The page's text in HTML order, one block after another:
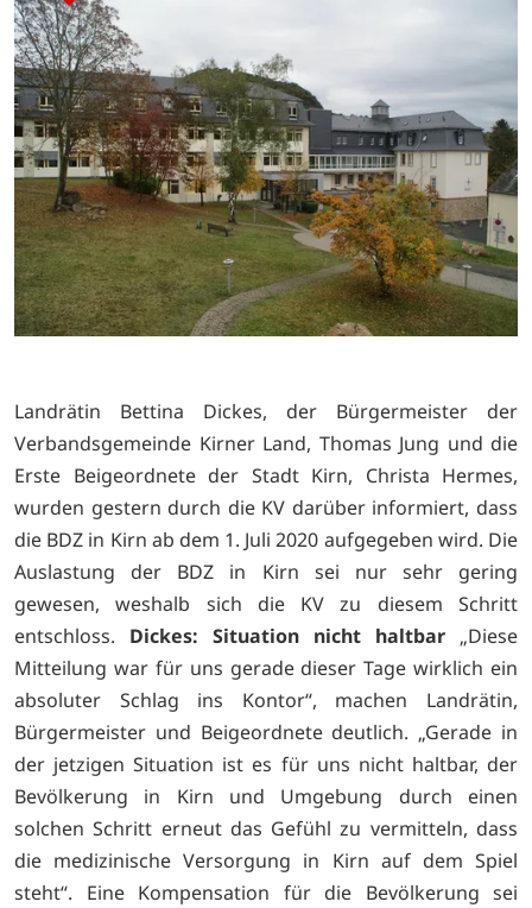
Landrätin Bettina Dickes, der Bürgermeister der
Verbandsgemeinde Kirner Land, Thomas Jung und die
Erste Beigeordnete der Stadt Kirn, Christa Hermes,
wurden gestern durch die KV darüber informiert, dass
die BDZ in Kirn ab dem 1. Juli 2020 aufgegeben wird. Die
Auslastung der BDZ in Kirn sei nur sehr gering
gewesen, weshalb sich die KV zu diesem Schritt
entschloss. Dickes: Situation nicht haltbar „Diese
Mitteilung war für uns gerade dieser Tage wirklich ein
absoluter Schlag ins Kontor“, machen Landrätin,
Bürgermeister und Beigeordnete deutlich. „Gerade in
der jetzigen Situation ist es für uns nicht haltbar, der
Bevölkerung in Kirn und Umgebung durch einen
solchen Schritt erneut das Gefühl zu vermitteln, dass
die medizinische Versorgung in Kirn auf dem Spiel
steht“. Eine Kompensation für die Bevölkerung sei